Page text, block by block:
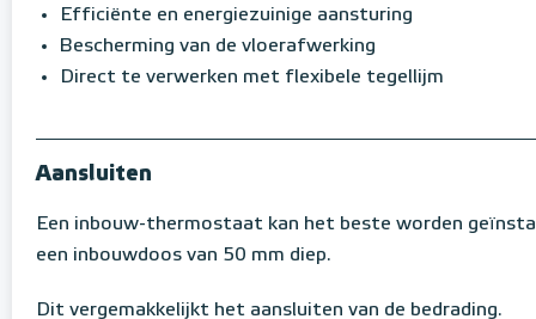
Efficiënte en energiezuinige aansturing
Bescherming van de vloerafwerking
Direct te verwerken met flexibele tegellijm
Aansluiten
Een inbouw-thermostaat kan het beste worden
een inbouwdoos van 50 mm diep.
Dit vergemakkelijkt het aansluiten van de bedrading.